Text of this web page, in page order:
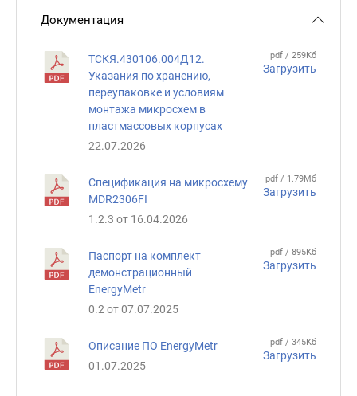
Документация
ТСКЯ.430106.004Д12.
Указания по хранению,
переупаковке и условиям
монтажа микросхем в
пластмассовых корпусах
22.07.2026
pdf / 259Кб
Загрузить
Спецификация на микросхему
MDR2306FI
1.2.3 от 16.04.2026
pdf / 1.79Мб
Загрузить
Паспорт на комплект
демонстрационный
EnergyMetr
0.2 от 07.07.2025
pdf / 895Кб
Загрузить
Описание ПО EnergyMetr
01.07.2025
pdf / 345Кб
Загрузить